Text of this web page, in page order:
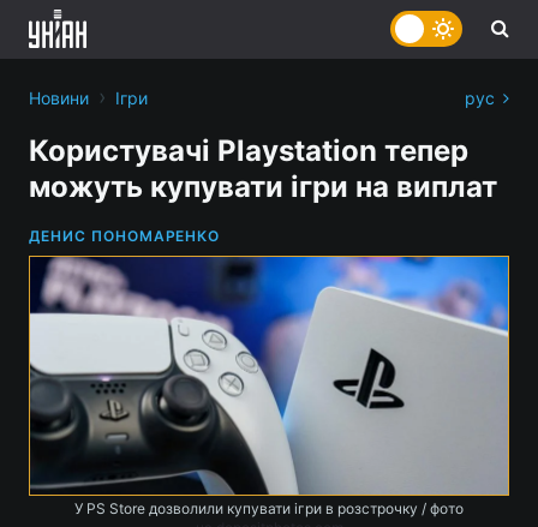
Новини › Ігри рус
Користувачі Playstation тепер
можуть купувати ігри на виплат
ДЕНИС ПОНОМАРЕНКО
У PS Store дозволили купувати ігри в розстрочку / фото